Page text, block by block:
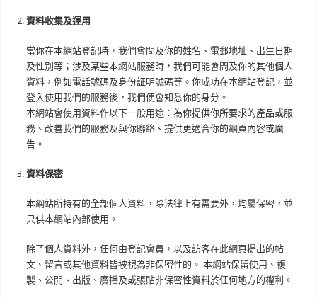
資料收集及運用
當你在本網站登記時，我們會問及你的姓名、電郵地址、出生日期
及性別等；涉及某些本網站服務時，我們可能會問及你的其他個人
資料，例如電話號碼及身份証明號碼等。你成功在本網站登記，並
登入使用我們的服務後，我們便會知悉你的身分。
本網站會使用資料作以下一般用途：為你提供你所要求的產品或服
務、改善我們的服務及與你聯絡、提供更適合你的網頁內容或廣
告。
資料保密
本網站所持有的全部個人資料，除法律上有需要外，均屬保密，並
只供本網站內部使用。
除了個人資料外，任何由登記會員，以及訪客在此網頁提出的帖
文、留言或其他資料皆被視為非保密性的。 本網站保留使用、複
製、公開、出版、廣播及或張貼非保密性資料於任何地方的權利。